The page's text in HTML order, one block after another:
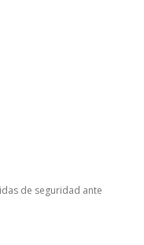
de seguridad ante